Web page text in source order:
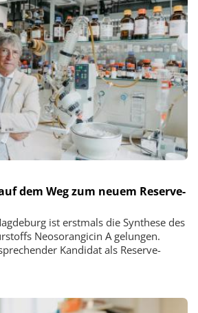
dem Weg zum neuem Reserve-
ist erstmals die Synthese des
Neosorangicin A gelungen.
Kandidat als Reserve-